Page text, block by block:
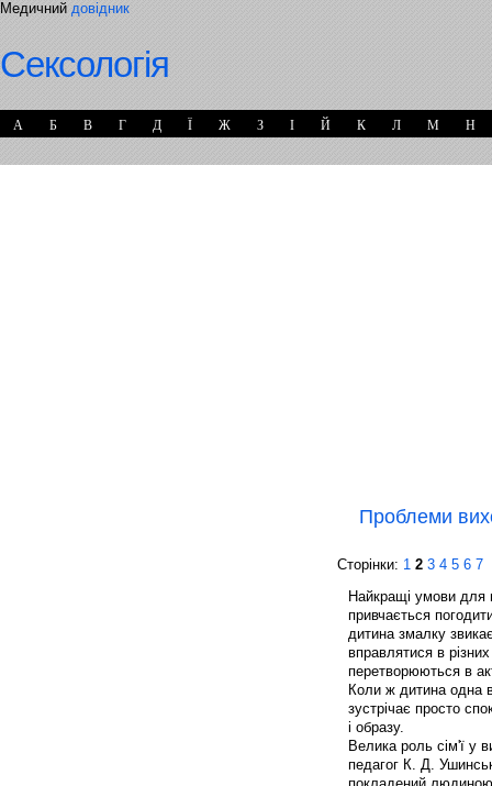
Медичний довідник
Сексологія
А Б В Г Д Ї Ж З І Й К Л М Н
Проблеми
Сторінки: 1 2 3 4 5 6 7
Найкращі умови для
привчається
дитина змалку
вправлятися в
перетворюються в
Коли ж дитина одна
зустрічає просто
і образу.
Велика роль сім'ї у
педагог К. Д.